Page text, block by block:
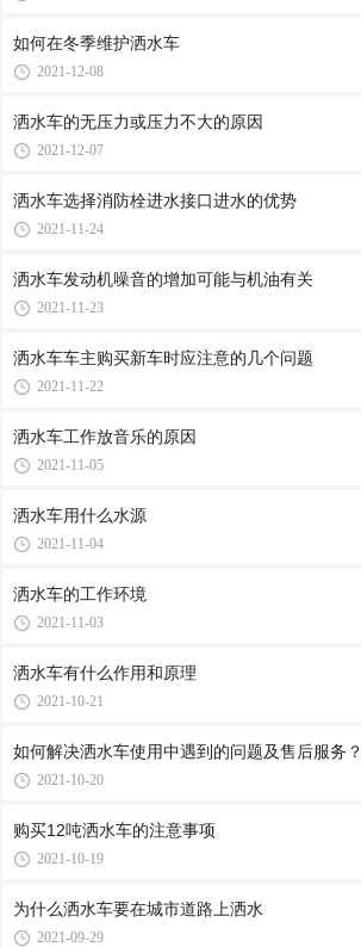
如何在冬季维护洒水车
2021-12-08
洒水车的无压力或压力不大的原因
2021-12-07
洒水车选择消防栓进水接口进水的优势
2021-11-24
洒水车发动机噪音的增加可能与机油有关
2021-11-23
洒水车车主购买新车时应注意的几个问题
2021-11-22
洒水车工作放音乐的原因
2021-11-05
洒水车用什么水源
2021-11-04
洒水车的工作环境
2021-11-03
洒水车有什么作用和原理
2021-10-21
如何解决洒水车使用中遇到的问题及售后服务？
2021-10-20
购买12吨洒水车的注意事项
2021-10-19
为什么洒水车要在城市道路上洒水
2021-09-29